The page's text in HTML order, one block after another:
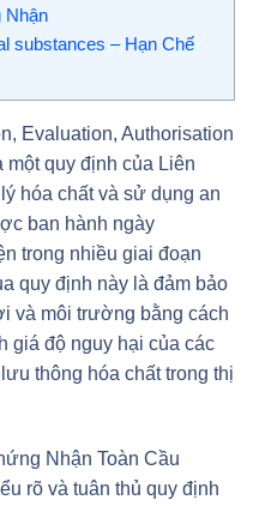
Nhận
substances – Hạn Chế
Evaluation, Authorisation
quy định của Liên
hóa chất và sử dụng an
ban hành ngày
trong nhiều giai đoạn
quy định này là đảm bảo
và môi trường bằng cách
giá độ nguy hại của các
thông hóa chất trong thị
Nhận Toàn Cầu
rõ và tuân thủ quy định